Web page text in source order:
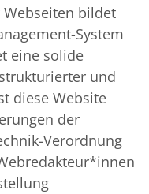
bildet
System
eine solide
und
diese Website
der
Verordnung